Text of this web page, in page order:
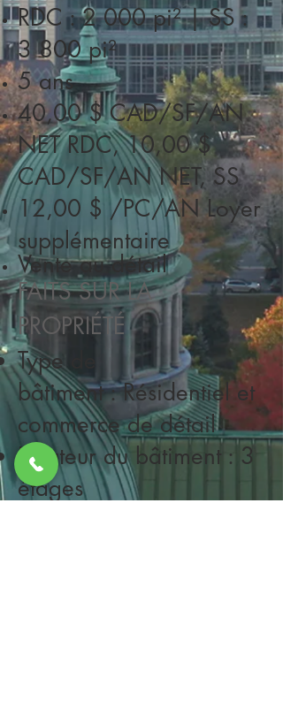
RDC : 2 000 pi² | SS :
3 800 pi²
5 ans
40,00 $ CAD/SF/AN
NET RDC, 10,00 $
CAD/SF/AN NET, SS
12,00 $ /PC/AN Loyer
supplémentaire
Vente au détail
FAITS SUR LA
PROPRIÉTÉ
Type de
bâtiment : Résidentiel et
commerce de détail
Hauteur du bâtiment : 3
étages